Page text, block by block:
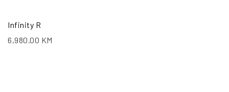
Infinity R
6,980.00 KM